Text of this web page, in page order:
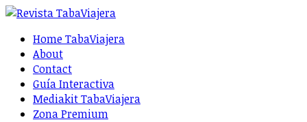
Home TabaViajera
About
Contact
Guía Interactiva
Mediakit TabaViajera
Zona Premium